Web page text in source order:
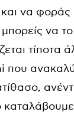
και να
να
που